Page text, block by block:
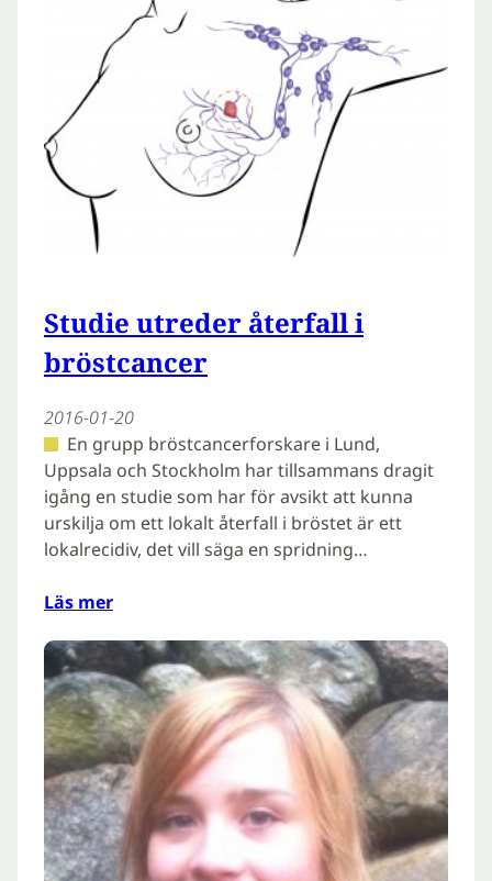
Studie utreder återfall i
bröstcancer
2016-01-20
En grupp bröstcancerforskare i Lund,
Uppsala och Stockholm har tillsammans dragit
igång en studie som har för avsikt att kunna
urskilja om ett lokalt återfall i bröstet är ett
lokalrecidiv, det vill säga en spridning…
Läs mer